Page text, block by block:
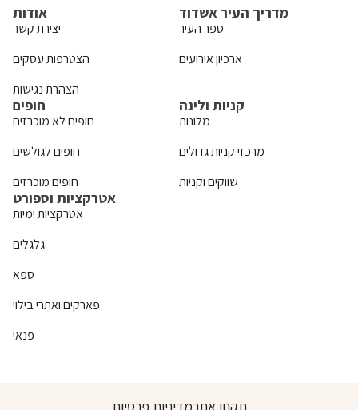
אודות
יצירת קשר
הצטרפות עסקים
הצהרת נגישות
מדריך העיר אשדוד
ספר העיר
ארכיון אירועים
חופים
חופים לא מוכרזים
חופים לגולשים
חופים מוכרזים
קניות ולינה
מלונות
מרכזי קניות גדולים
שווקים וקניות
אטרקציות וספורט
אטרקציות ימיות
גלגלים
ספא
פארקים ואתרי בילוי
פנאי
מדיניות פרטיותתקנון אתר